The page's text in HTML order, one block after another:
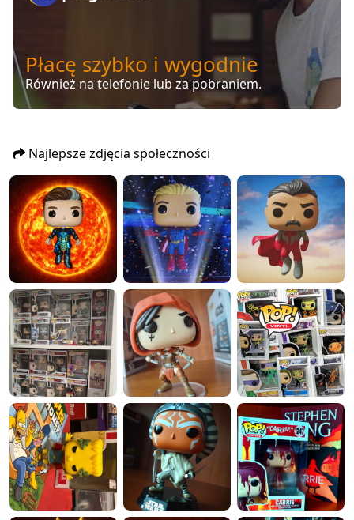
Płacę szybko i wygodnie
Również na telefonie lub za pobraniem.
Najlepsze zdjęcia społeczności